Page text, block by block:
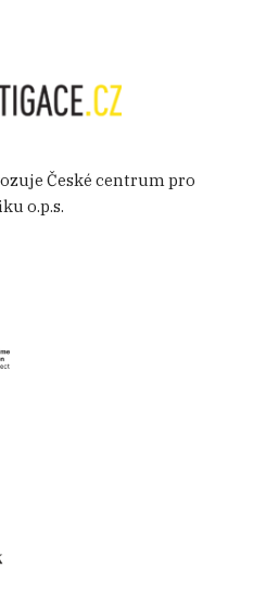
České centrum pro
o.p.s.